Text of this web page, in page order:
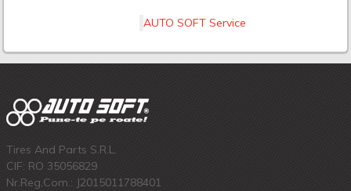
AUTO SOFT Service
Tires And Parts S.R.L.
CIF: RO 35056829
Nr.Reg.Com.: J2015011788401